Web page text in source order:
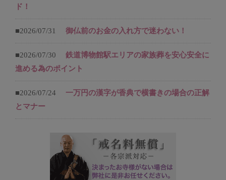
ド！
■2026/07/31 御仏前のお金の入れ方で迷わない！
■2026/07/30
鉄道博物館駅エリアの家族葬を安心安全に
進める為のポイント
■2026/07/24
一万円の漢字が香典で横書きの場合の正解
とマナー